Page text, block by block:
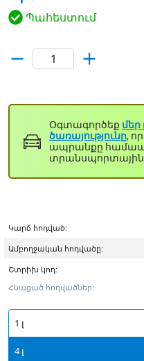
Պահեստում
Օգտագործեք մեր
ծառայությունը,
ապրանքը
տրանսպորտային
1 լ
4 լ
Կարճ հոդված:
Ամբողջական հոդվածը:
Շտրիխ կոդ:
Հնացած հոդվածներ: